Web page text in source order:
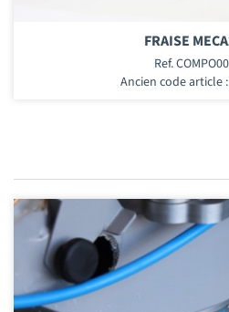
FRAISE
Ref.
Ancien code article :